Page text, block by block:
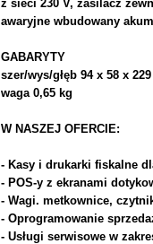
z sieci 230 V, zasilacz
awaryjne wbudowany
GABARYTY
szer/wys/głęb 94 x 58 x
waga 0,65 kg
W NASZEJ OFERCIE:
- Kasy i drukarki fiskalne
- POS-y z ekranami
- Wagi. metkownice,
- Oprogramowanie
- Usługi serwisowe w